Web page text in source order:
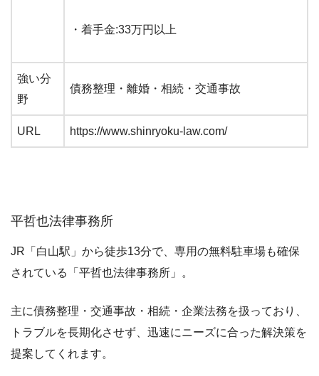
・着手金:33万円以上
強い分
野
債務整理・離婚・相続・交通事故
URL https://www.shinryoku-law.com/
平哲也法律事務所
JR「白山駅」から徒歩13分で、専用の無料駐車場も確保
されている「平哲也法律事務所」。
主に債務整理・交通事故・相続・企業法務を扱っており、
トラブルを長期化させず、迅速にニーズに合った解決策を
提案してくれます。